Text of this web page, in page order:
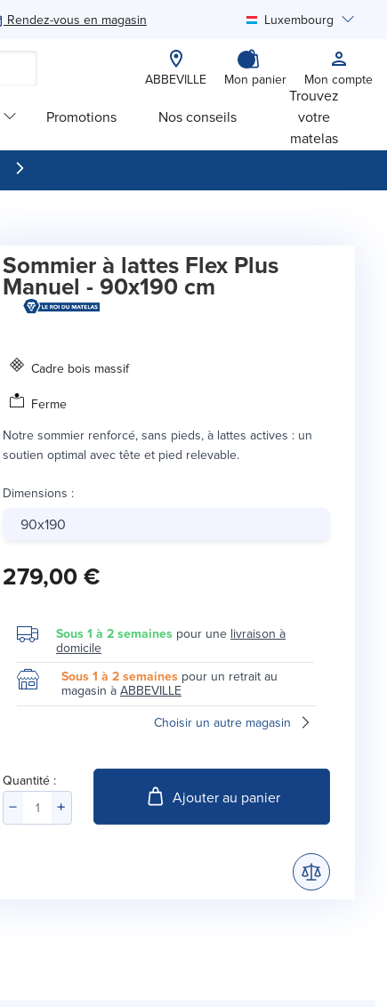
Rendez-vous en magasin Luxembourg
ABBEVILLE Mon panier Mon compte
Promotions Nos conseils
Trouvez
votre
matelas
Sommier à lattes Flex Plus
Manuel - 90x190 cm
Cadre bois massif
Ferme
Notre sommier renforcé, sans pieds, à lattes actives : un
soutien optimal avec tête et pied relevable.
Dimensions :
90x190
279,00 €
Sous 1 à 2 semaines pour une livraison à
domicile
Sous 1 à 2 semaines pour un retrait au
magasin à ABBEVILLE
Choisir un autre magasin
Quantité :
Ajouter au panier